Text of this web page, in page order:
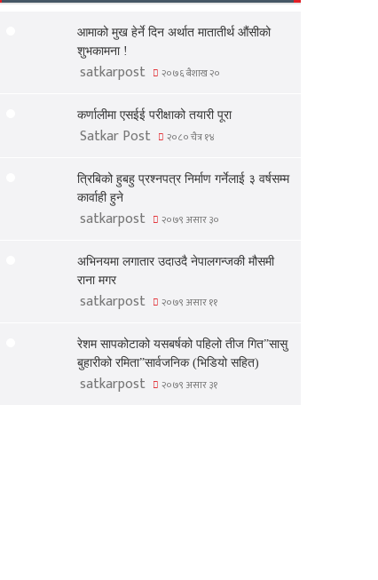
आमाको मुख हेर्ने दिन अर्थात मातातीर्थ औंसीको
शुभकामना !
satkarpost २०७६ बैशाख २०
कर्णालीमा एसईई परीक्षाको तयारी पूरा
Satkar Post २०८० चैत्र १४
त्रिबिको हुबहु प्रश्नपत्र निर्माण गर्नेलाई ३ वर्षसम्म
कार्वाही हुने
satkarpost २०७९ असार ३०
अभिनयमा लगातार उदाउदै नेपालगन्जकी मौसमी
राना मगर
satkarpost २०७९ असार ११
रेशम सापकोटाको यसबर्षको पहिलो तीज गित”सासु
बुहारीको रमिता”सार्वजनिक (भिडियो सहित)
satkarpost २०७९ असार ३१